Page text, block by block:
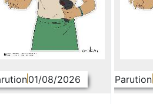
01/08/2026 Parution